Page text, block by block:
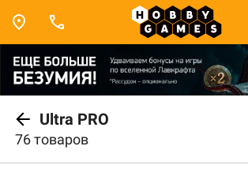
Ultra PRO
76 товаров